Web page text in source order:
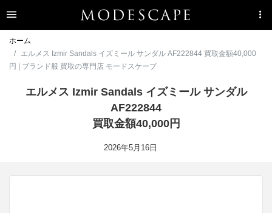
ホーム
エルメス Izmir Sandals イズミール サンダル AF222844 買取金額40,000
円 | ブランド服 買取の専門店 モードスケープ
エルメス Izmir Sandals イズミール サンダル
AF222844
買取金額40,000円
2026年5月16日